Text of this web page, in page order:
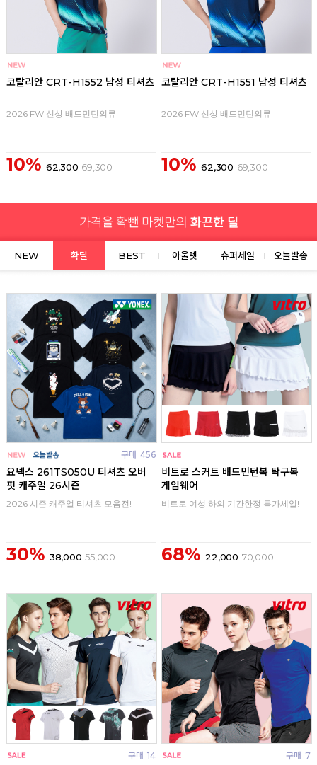
코랄리안 CRT-H1552 남성 티셔츠
2026 FW 신상 배드민턴의류
10% 62,300 69,300
코랄리안 CRT-H1551 남성 티셔츠
2026 FW 신상 배드민턴의류
10% 62,300 69,300
NEW 확딜 BEST 아울렛 슈퍼세일 오늘발송
구매 456
요넥스 261TS050U 티셔츠 오버
핏 캐주얼 26시즌
2026 시즌 캐주얼 티셔츠 모음전!
30% 38,000 55,000
비트로 스커트 배드민턴복 탁구복
게임웨어
비트로 여성 하의 기간한정 특가세일!
68% 22,000 70,000
구매 14 구매 7